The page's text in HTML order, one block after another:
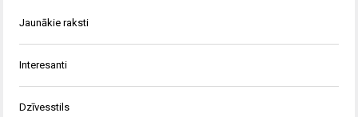
Jaunākie raksti
Interesanti
Dzīvesstils